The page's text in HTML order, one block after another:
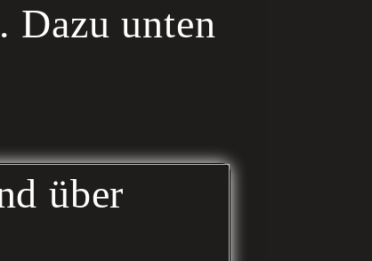
Dazu unten